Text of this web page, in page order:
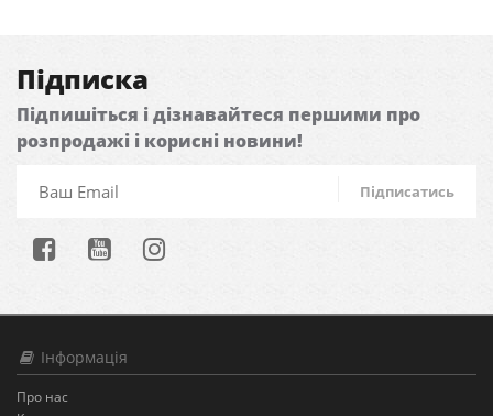
Підписка
Підпишіться і дізнавайтеся першими про
розпродажі і корисні новини!
Підписатись
Інформація
Про нас